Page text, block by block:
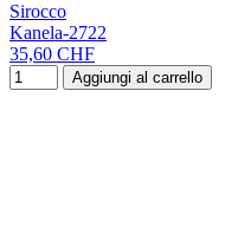
Sirocco
Kanela-2722
35,60 CHF
Aggiungi al carrello